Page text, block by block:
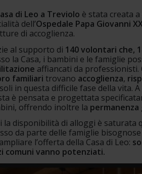
di Leo a Treviolo è stata creata a
dell’Ospedale Papa Giovanni
di accoglienza.
al supporto di 140 volontari che,
la Casa, i bambini e le famiglie
affiancati da professionisti.
familiari trovano accoglienza,
in questa difficile fase della
è pensata e progettata
offrendo inoltre la
la disponibilità di alloggi è saturata
da parte delle famiglie
l’offerta della Casa di Leo:
comuni vanno potenziati.